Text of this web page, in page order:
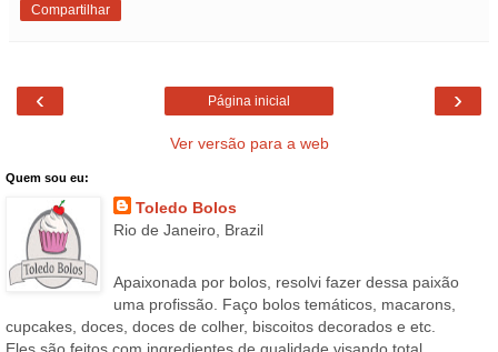
Compartilhar
‹ ›
Página inicial
Ver versão para a web
Quem sou eu:
Toledo Bolos
Rio de Janeiro, Brazil
Apaixonada por bolos, resolvi fazer dessa paixão
uma profissão. Faço bolos temáticos, macarons,
cupcakes, doces, doces de colher, biscoitos decorados e etc.